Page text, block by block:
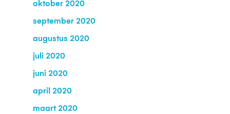
oktober 2020
september 2020
augustus 2020
juli 2020
juni 2020
april 2020
maart 2020